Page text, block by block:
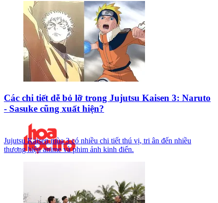
Các chi tiết dễ bỏ lỡ trong Jujutsu Kaisen 3: Naruto
- Sasuke cũng xuất hiện?
Jujutsu Kaisen mùa 3 có nhiều chi tiết thú vị, tri ân đến nhiều
thương hiệu anime và phim ảnh kinh điển.